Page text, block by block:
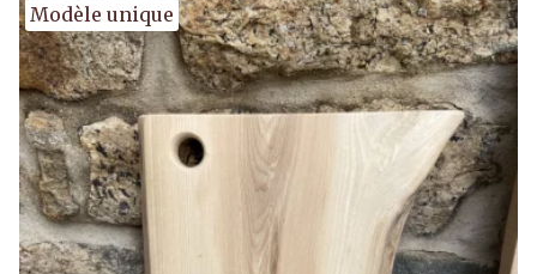
Modèle unique